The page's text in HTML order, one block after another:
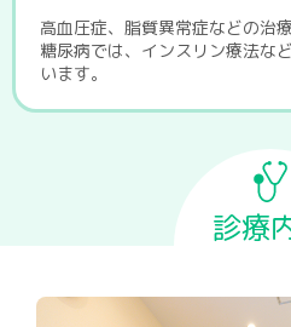
高血圧症、脂質異常症などの治
糖尿病では、インスリン療法な
います。
診療